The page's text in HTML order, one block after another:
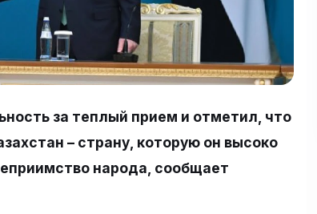
за теплый прием и отметил, что
– страну, которую он высоко
народа, сообщает